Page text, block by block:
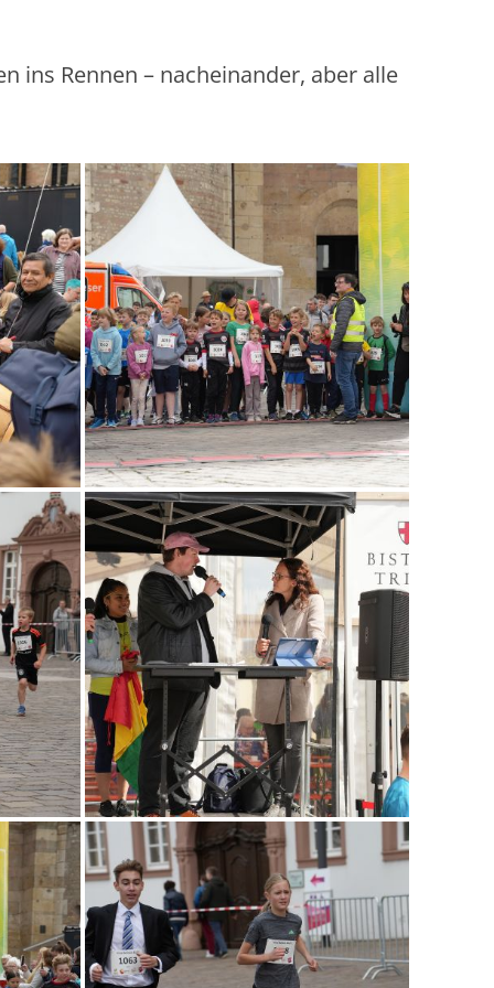
ins Rennen – nacheinander, aber alle